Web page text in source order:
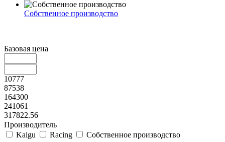
Собственное производство
Базовая цена
10777
87538
164300
241061
317822.56
Производитель
Kaigu
Racing Собственное производство